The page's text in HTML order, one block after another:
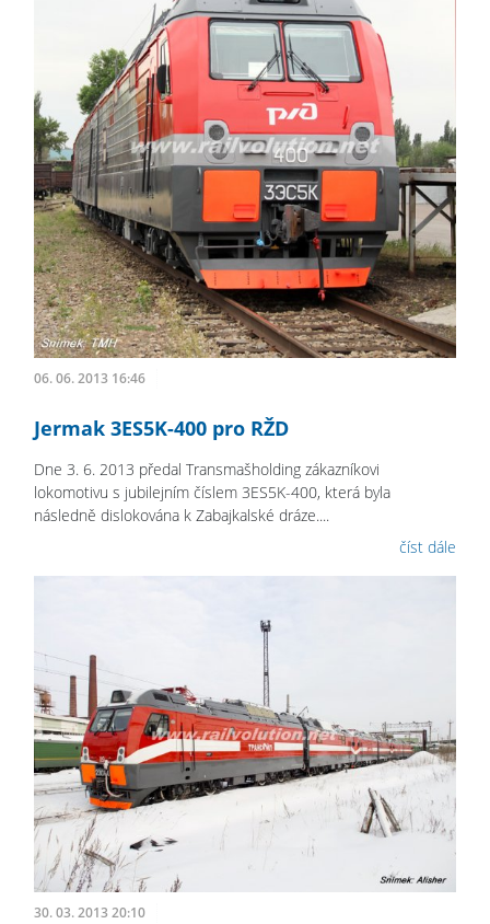
06. 06. 2013 16:46
Jermak 3ES5K-400 pro RŽD
Dne 3. 6. 2013 předal Transmašholding zákazníkovi
lokomotivu s jubilejním číslem 3ES5K-400, která byla
následně dislokována k Zabajkalské dráze....
číst dále
30. 03. 2013 20:10